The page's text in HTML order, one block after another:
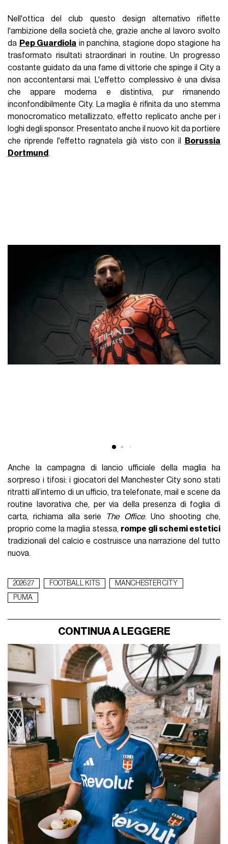
Nell'ottica del club questo design alternativo riflette
l'ambizione della società che, grazie anche al lavoro svolto
da Pep Guardiola in panchina, stagione dopo stagione ha
trasformato risultati straordinari in routine. Un progresso
costante guidato da una fame di vittorie che spinge il City a
non accontentarsi mai. L'effetto complessivo è una divisa
che appare moderna e distintiva, pur rimanendo
inconfondibilmente City. La maglia è rifinita da uno stemma
monocromatico metallizzato, effetto replicato anche per i
loghi degli sponsor. Presentato anche il nuovo kit da portiere
che riprende l'effetto ragnatela già visto con il
Borussia
Dortmund .
Anche la campagna di lancio ufficiale della maglia ha
sorpreso i tifosi: i giocatori del Manchester City sono stati
ritratti all’interno di un ufficio, tra telefonate, mail e scene da
routine lavorativa che, per via della presenza di foglia di
carta, richiama alla serie
The Office. Uno shooting che,
proprio come la maglia stessa, rompe gli schemi estetici
tradizionali del calcio e costruisce una narrazione del tutto
nuova.
2026 27 FOOTBALL KITS
MANCHESTER CITY
PUMA
CONTINUA A LEGGERE